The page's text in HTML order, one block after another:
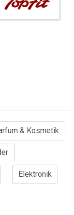
& Kosmetik
Elektronik